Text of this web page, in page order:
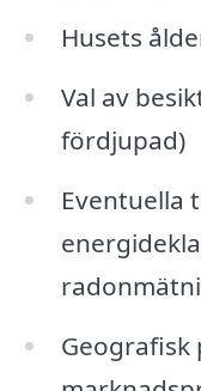
Husets
Val av
fördjupad)
Eventuella
Geografisk